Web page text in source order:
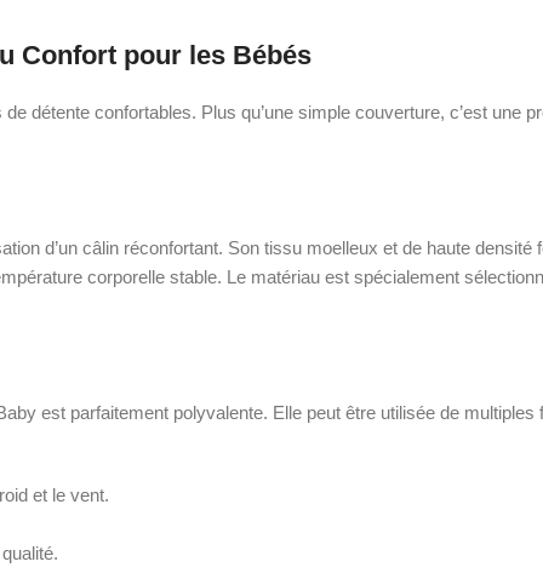
Confort pour les Bébés
détente confortables. Plus qu’une simple couverture, c’est une
d’un câlin réconfortant. Son tissu moelleux et de haute
corporelle stable. Le matériau est spécialement
est parfaitement polyvalente. Elle peut être utilisée de multiples
et le vent.